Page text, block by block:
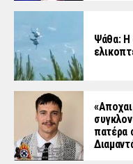
Ψάθα: Η
πατέρα